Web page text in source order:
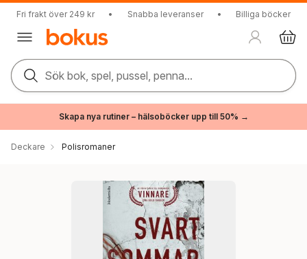
Fri frakt över 249 kr • Snabba leveranser • Billiga böcker
Sök bok, spel, pussel, penna...
Skapa nya rutiner – hälsoböcker upp till 50% →
Deckare Polisromaner